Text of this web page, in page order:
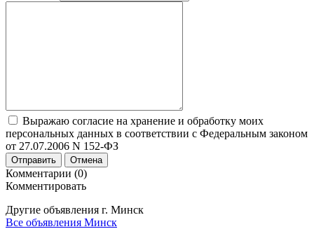
Выражаю согласие на хранение и обработку моих
персональных данных в соответствии с Федеральным законом
от 27.07.2006 N 152-ФЗ
Отправить Отмена
Комментарии (0)
Комментировать
Другие объявления г. Минск
Все объявления Минск